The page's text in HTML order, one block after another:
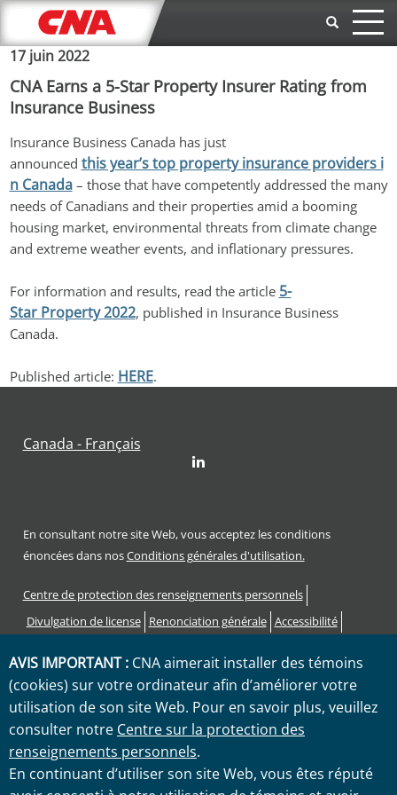
Aller au contenu principal
17 juin 2022
CNA Earns a 5-Star Property Insurer Rating from
Insurance Business
Insurance Business Canada has just
announced this year’s top property insurance providers i
n Canada – those that have competently addressed the many
needs of Canadians and their properties amid a booming
housing market, environmental threats from climate change
and extreme weather events, and inflationary pressures.
For information and results, read the article 5-
Star Property 2022, published in Insurance Business
Canada.
Published article: HERE.
Canada - Français
LinkedIn
En consultant notre site Web, vous acceptez les conditions
énoncées dans nosConditions générales d'utilisation.
Centre de protection des renseignements personnels
Divulgation de license
Renonciation générale Accessibilité
Sitemap
"CNA" est une marque de service enregistrée par CNA Corporation
Financière avec le United States Patent and Trademark Office.
Certain CNA filiales Corporation Financière utilisent the "CNA"
AVIS IMPORTANT : CNA aimerait installer des témoins
(cookies) sur votre ordinateur afin d’améliorer votre
utilisation de son site Web. Pour en savoir plus, veuillez
consulter notre Centre sur la protection des
renseignements personnels.
En continuant d’utiliser son site Web, vous êtes réputé